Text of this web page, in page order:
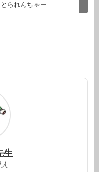
られんちゃー
生